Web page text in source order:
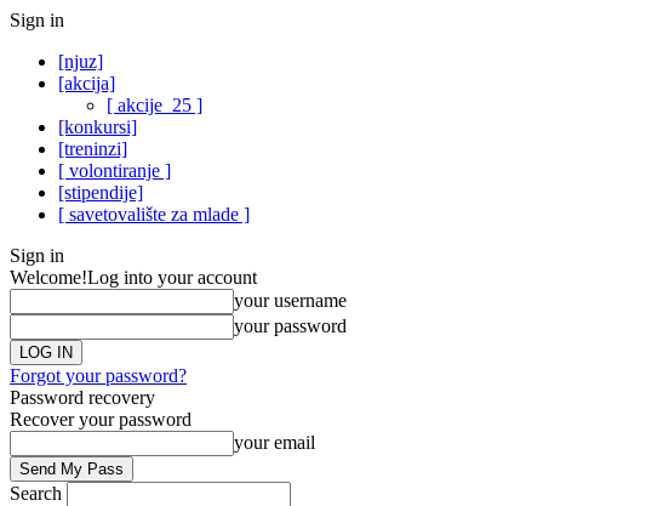
Sign in
[njuz]
[akcija]
[ akcije_25 ]
[konkursi]
[treninzi]
[ volontiranje ]
[stipendije]
[ savetovalište za mlade ]
Sign in
Welcome!Log into your account
your username
your password
Forgot your password?
Password recovery
Recover your password
your email
Search